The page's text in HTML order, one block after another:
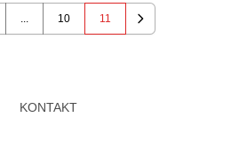
... 10 11
Next
KONTAKT